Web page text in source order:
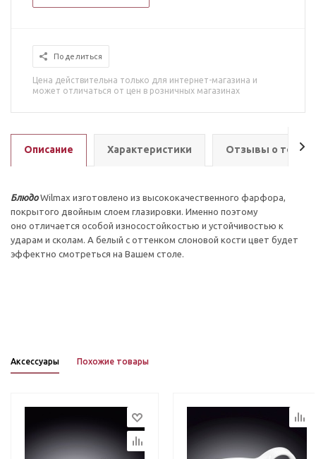
Поделиться
Цена действительна только для интернет-магазина и
может отличаться от цен в розничных магазинах
Описание Характеристики Отзывы о
БлюдоWilmax изготовлено из высококачественного фарфора,
покрытого двойным слоем глазировки. Именно поэтому
оно отличается особой износостойкостью и устойчивостью к
ударам и сколам. А белый с оттенком слоновой кости цвет будет
эффектно смотреться на Вашем столе.
Аксессуары Похожие товары